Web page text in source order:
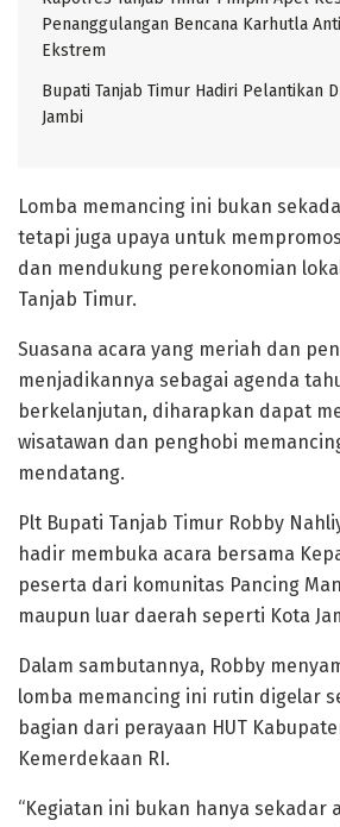
Penanggulangan Bencana Karhutla
Ekstrem
Bupati Tanjab Timur Hadiri Pelantikan
Jambi
Lomba memancing ini bukan
tetapi juga upaya untuk
dan mendukung perekonomian
Tanjab Timur.
Suasana acara yang meriah dan
menjadikannya sebagai agenda
berkelanjutan, diharapkan dapat
wisatawan dan penghobi
mendatang.
Plt Bupati Tanjab Timur Robby
hadir membuka acara bersama
peserta dari komunitas Pancing
maupun luar daerah seperti Kota
Dalam sambutannya, Robby
lomba memancing ini rutin digelar
bagian dari perayaan HUT
Kemerdekaan RI.
“Kegiatan ini bukan hanya sekadar